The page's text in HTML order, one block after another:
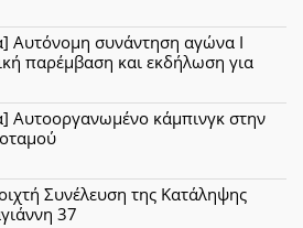
Αυτόνομη συνάντηση αγώνα Ι
παρέμβαση και εκδήλωση για
κάμπινγκ στην
Συνέλευση της Κατάληψης
37